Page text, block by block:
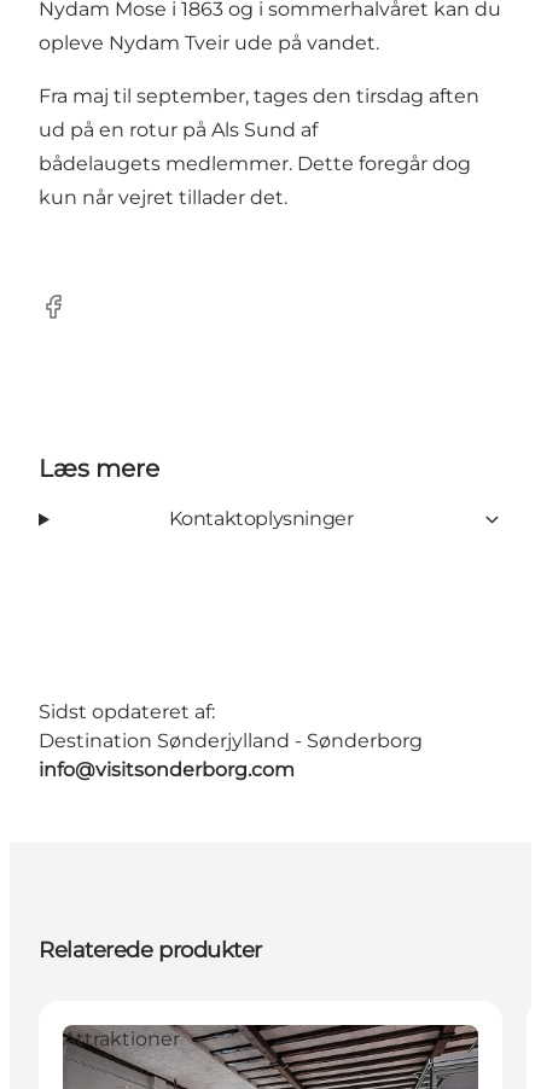
Nydam Mose i 1863 og i sommerhalvåret kan du
opleve Nydam Tveir ude på vandet.
Fra maj til september, tages den tirsdag aften
ud på en rotur på Als Sund af
bådelaugets medlemmer. Dette foregår dog
kun når vejret tillader det.
facebook
Læs mere
Kontaktoplysninger
Sidst opdateret af:
Destination Sønderjylland - Sønderborg
info@visitsonderborg.com
Relaterede produkter
Attraktioner